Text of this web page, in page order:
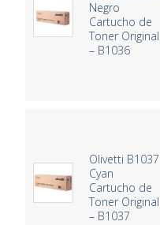
Negro
Cartucho de
Toner Original
– B1036
Olivetti B1037
Cyan
Cartucho de
Toner Original
– B1037